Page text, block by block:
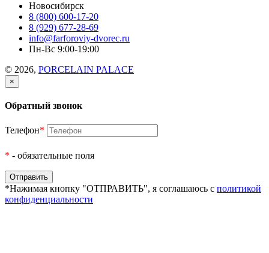
Новосибирск
8 (800) 600-17-20
8 (929) 677-28-69
info@farforoviy-dvorec.ru
Пн-Вс 9:00-19:00
© 2026, PORCELAIN PALACE
×
Обратный звонок
Телефон*
* - обязательные поля
*Нажимая кнопку "ОТПРАВИТЬ", я соглашаюсь с политикой
конфиденциальности